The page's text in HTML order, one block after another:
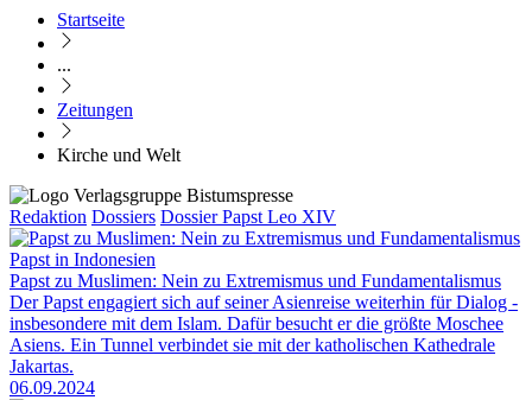
Startseite
...
Zeitungen
Kirche und Welt
Redaktion Dossiers Dossier Papst Leo XIV
Papst in Indonesien
Papst zu Muslimen: Nein zu Extremismus und Fundamentalismus
Der Papst engagiert sich auf seiner Asienreise weiterhin für Dialog -
insbesondere mit dem Islam. Dafür besucht er die größte Moschee
Asiens. Ein Tunnel verbindet sie mit der katholischen Kathedrale
Jakartas.
06.09.2024